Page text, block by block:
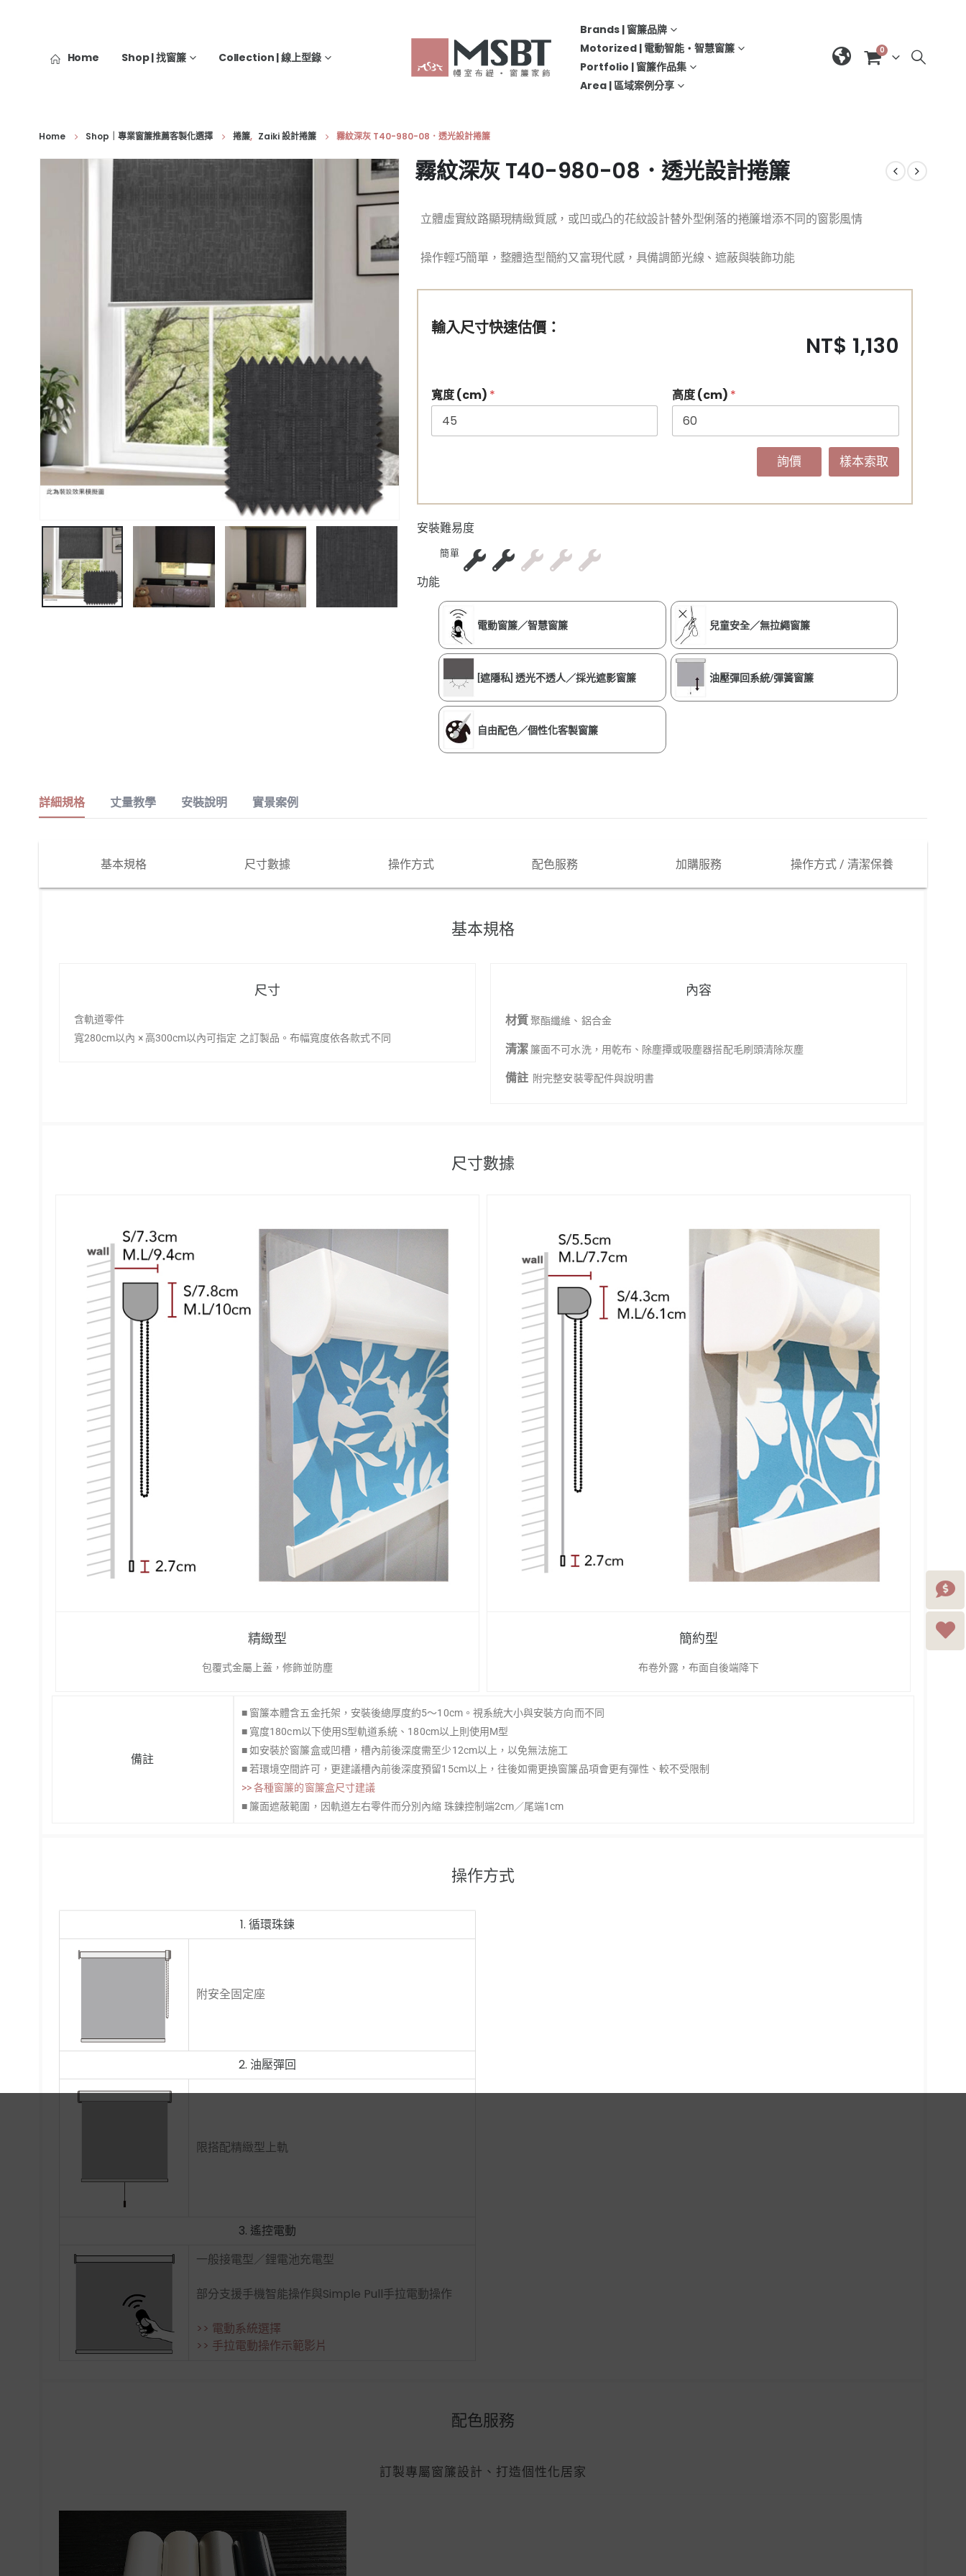
Home Shop | 找窗簾 Collection | 線上型錄
Brands | 窗簾品牌
Motorized | 電動智能‧智慧窗簾
Portfolio | 窗簾作品集
Area | 區域案例分享
0
Home Shop｜專業窗簾推薦客製化選擇 捲簾, Zaiki 設計捲簾 霧紋深灰 T40-980-08．透光設計捲簾
霧紋深灰 T40-980-08．透光設計捲簾
立體虛實紋路顯現精緻質感，或凹或凸的花紋設計替外型俐落的捲簾增添不同的窗影風情
操作輕巧簡單，整體造型簡約又富現代感，具備調節光線、遮蔽與裝飾功能
輸入尺寸快速估價：
NT$ 1,130
寬度 (cm) * 高度 (cm) *
詢價 樣本索取
安裝難易度
簡單
功能
電動窗簾／智慧窗簾 兒童安全／無拉繩窗簾
[遮隱私] 透光不透人／採光遮影窗簾 油壓彈回系統/彈簧窗簾
自由配色／個性化客製窗簾
詳細規格 丈量教學 安裝說明 實景案例
基本規格 尺寸數據 操作方式 配色服務 加購服務 操作方式 / 清潔保養
基本規格
尺寸
含軌道零件
寬280cm以內 × 高300cm以內可指定 之訂製品。布幅寬度依各款式不同
內容
材質聚酯纖維、鋁合金
清潔簾面不可水洗，用乾布、除塵撢或吸塵器搭配毛刷頭清除灰塵
備註 附完整安裝零配件與說明書
尺寸數據
精緻型
包覆式金屬上蓋，修飾並防塵
簡約型
布卷外露，布面自後端降下
備註
■ 窗簾本體含五金托架，安裝後總厚度約5～10cm。視系統大小與安裝方向而不同
■ 寬度180cm以下使用S型軌道系統、180cm以上則使用M型
■ 如安裝於窗簾盒或凹槽，槽內前後深度需至少12cm以上，以免無法施工
■ 若環境空間許可，更建議槽內前後深度預留15cm以上，往後如需更換窗簾品項會更有彈性、較不受限制
>> 各種窗簾的窗簾盒尺寸建議
■ 簾面遮蔽範圍，因軌道左右零件而分別內縮 珠鍊控制端2cm／尾端1cm
操作方式
1. 循環珠鍊
附安全固定座
2. 油壓彈回
限搭配精緻型上軌
3. 遙控電動
一般接電型／鋰電池充電型
部分支援手機智能操作與Simple Pull手拉電動操作
>> 電動系統選擇
>> 手拉電動操作示範影片
配色服務
訂製專屬窗簾設計、打造個性化居家